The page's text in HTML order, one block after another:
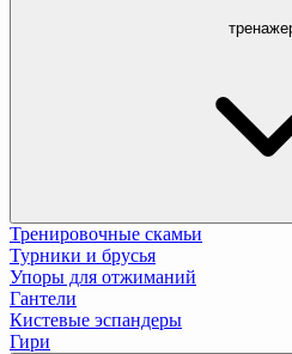
Тренировочные скамьи
Турники и брусья
Упоры для отжиманий
Гантели
Кистевые эспандеры
Гири